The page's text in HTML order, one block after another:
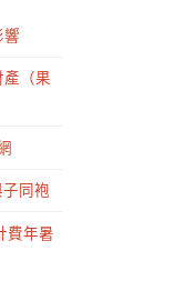
響
產（果
同袍
費年暑